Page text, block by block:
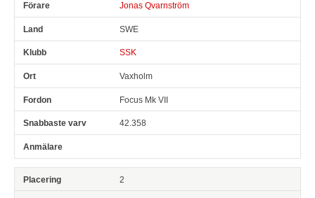
Jonas Qvarnström
SWE
SSK
Vaxholm
Focus Mk VII
42.358
2